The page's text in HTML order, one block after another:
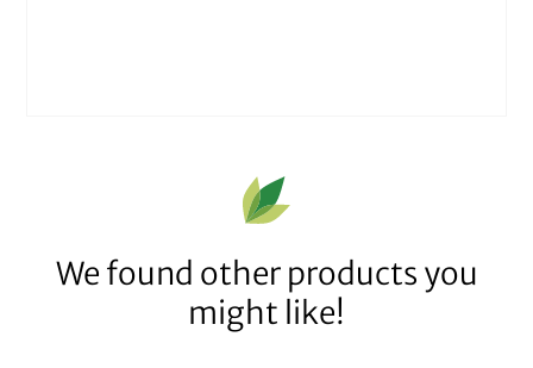
We found other products you
might like!